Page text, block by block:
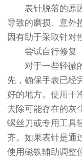
表针脱落的原因
导致的磨损、意外
因有助于采取针对
尝试自行修复
对于一些轻微的
先，确保手表已经
好的地方。使用干
去除可能存在的灰
螺丝刀或专用工具
齐。如果表针是通
使用磁铁辅助调整